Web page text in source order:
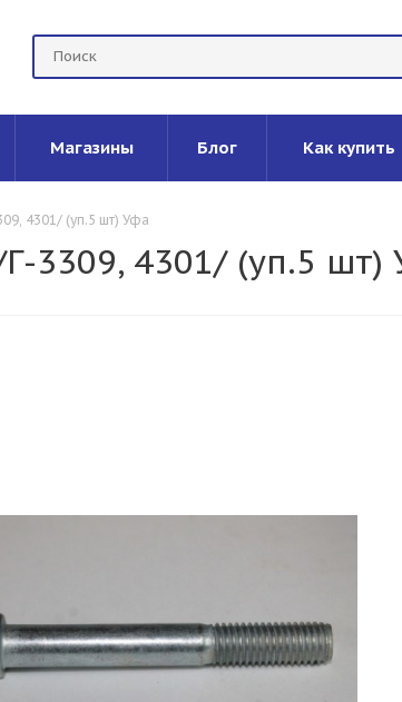
Магазины Блог Как купить
4301/ (уп.5 шт) Уфа
3309, 4301/ (уп.5 шт)